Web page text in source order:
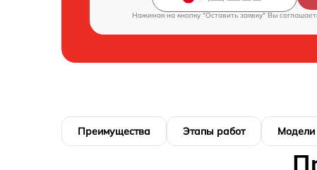
Нажимая на кнопку "Оставить заявку" Вы
Преимущества Этапы работ Модели